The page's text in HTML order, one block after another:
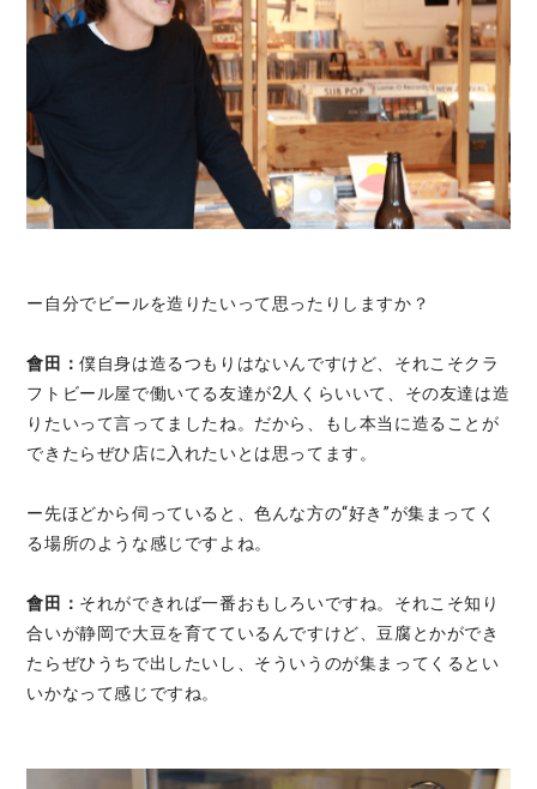
ー自分でビールを造りたいって思ったりしますか？
會田：僕自身は造るつもりはないんですけど、それこそクラ
フトビール屋で働いてる友達が2人くらいいて、その友達は造
りたいって言ってましたね。だから、もし本当に造ることが
できたらぜひ店に入れたいとは思ってます。
ー先ほどから伺っていると、色んな方の“好き”が集まってく
る場所のような感じですよね。
會田： それができれば一番おもしろいですね。それこそ知り
合いが静岡で大豆を育てているんですけど、豆腐とかができ
たらぜひうちで出したいし、そういうのが集まってくるとい
いかなって感じですね。